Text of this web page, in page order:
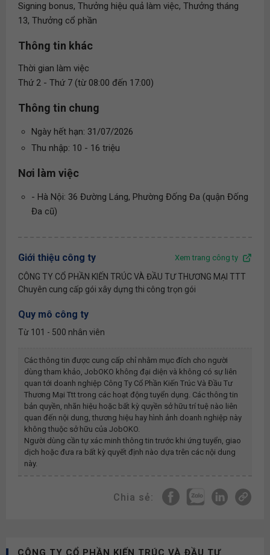
Signing bonus, Thưởng hiệu quả làm việc, Thưởng tháng
13, Thưởng cổ phần
Thông tin khác
Thời gian làm việc
Thứ 2 - Thứ 7 (từ 08:00 đến 17:00)
Thông tin chung
Ngày hết hạn: 31/07/2026
Thu nhập: 10 - 16 triệu
Nơi làm việc
- Hà Nội: 36 Đường Láng, Phường Đống Đa (quận Đống
Đa cũ)
Giới thiệu công ty Xem trang công ty
CÔNG TY CỔ PHẦN KIẾN TRÚC VÀ ĐẦU TƯ THƯƠNG MẠI TTT
Chuyên cung cấp gói xây dựng thi công trọn gói
Quy mô công ty
Từ 101 - 500 nhân viên
Các thông tin được cung cấp chỉ nhằm mục đích cho người
dùng tham khảo, JobOKO không đại diện và không có sự liên
quan tới doanh nghiệp Công Ty Cổ Phần Kiến Trúc Và Đầu Tư
Thương Mại Ttt trong các hoạt động tuyển dụng. Các thông tin
bản quyền, nhãn hiệu hoặc bất kỳ quyền sở hữu trí tuệ nào liên
quan đến nội dung, thương hiệu hay hình ảnh doanh nghiệp này
không thuộc sở hữu của JobOKO.
Người dùng cần tự xác minh thông tin trước khi ứng tuyển, giao
dịch hoặc đưa ra bất kỳ quyết định nào dựa trên các nội dung
này.
Chia sẻ:
CÔNG TY CỔ PHẦN KIẾN TRÚC VÀ ĐẦU TƯ